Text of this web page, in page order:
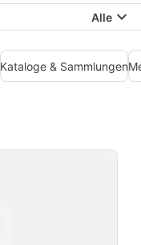
Alle
Kataloge & Sammlungen